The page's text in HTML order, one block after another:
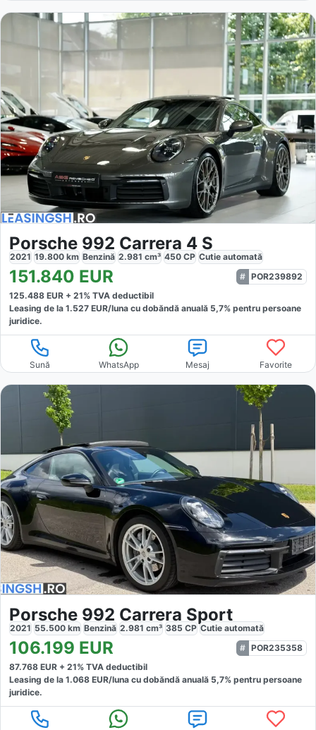
Porsche 992 Carrera 4 S
2021 19.800 km Benzină 2.981 cm³ 450 CP Cutie automată
151.840 EUR
POR239892
125.488 EUR + 21% TVA deductibil
Leasing de la 1.527 EUR/luna cu dobăndă anuală 5,7% pentru persoane
juridice.
Sună WhatsApp Mesaj Favorite
Porsche 992 Carrera Sport
2021 55.500 km Benzină 2.981 cm³ 385 CP Cutie automată
106.199 EUR
POR235358
87.768 EUR + 21% TVA deductibil
Leasing de la 1.068 EUR/luna cu dobăndă anuală 5,7% pentru persoane
juridice.